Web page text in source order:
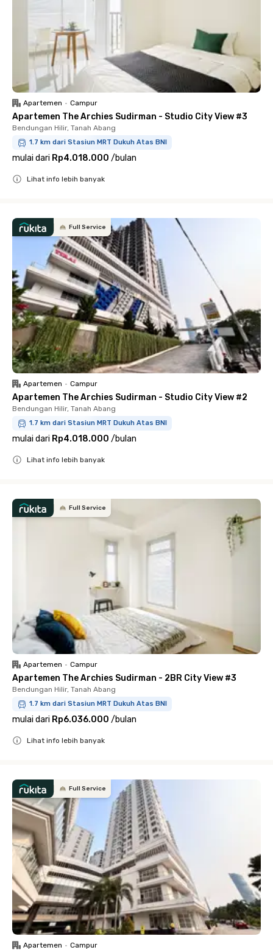
Apartemen • Campur
Apartemen The Archies Sudirman - Studio City View #3
Bendungan Hilir, Tanah Abang
1.7 km dari Stasiun MRT Dukuh Atas BNI
mulai dari Rp4.018.000 /bulan
Lihat info lebih banyak
Full Service
Apartemen • Campur
Apartemen The Archies Sudirman - Studio City View #2
Bendungan Hilir, Tanah Abang
1.7 km dari Stasiun MRT Dukuh Atas BNI
mulai dari Rp4.018.000 /bulan
Lihat info lebih banyak
Full Service
Apartemen • Campur
Apartemen The Archies Sudirman - 2BR City View #3
Bendungan Hilir, Tanah Abang
1.7 km dari Stasiun MRT Dukuh Atas BNI
mulai dari Rp6.036.000 /bulan
Lihat info lebih banyak
Full Service
Apartemen • Campur